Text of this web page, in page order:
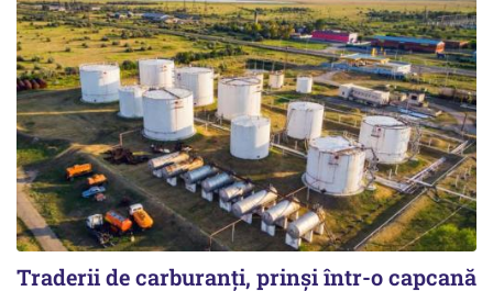
Traderii de carburanți, prinși într-o capcană